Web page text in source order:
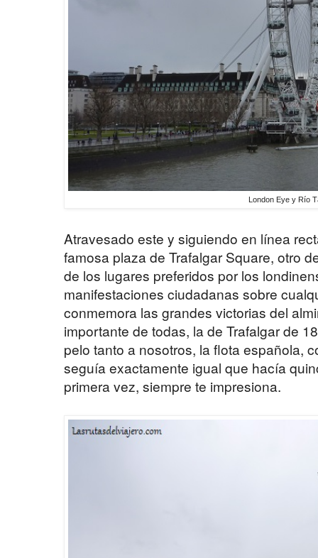
London Eye y Río
Atravesado este y siguiendo en línea
famosa plaza de Trafalgar Square, otro
de los lugares preferidos por los
manifestaciones ciudadanas sobre
conmemora las grandes victorias del
importante de todas, la de Trafalgar de
pelo tanto a nosotros, la flota española,
seguía exactamente igual que hacía
primera vez, siempre te impresiona.